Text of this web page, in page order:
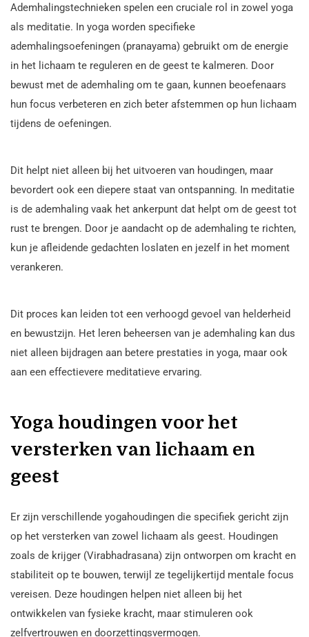
Ademhalingstechnieken spelen een cruciale rol in zowel yoga
als meditatie. In yoga worden specifieke
ademhalingsoefeningen (pranayama) gebruikt om de energie
in het lichaam te reguleren en de geest te kalmeren. Door
bewust met de ademhaling om te gaan, kunnen beoefenaars
hun focus verbeteren en zich beter afstemmen op hun lichaam
tijdens de oefeningen.
Dit helpt niet alleen bij het uitvoeren van houdingen, maar
bevordert ook een diepere staat van ontspanning. In meditatie
is de ademhaling vaak het ankerpunt dat helpt om de geest tot
rust te brengen. Door je aandacht op de ademhaling te richten,
kun je afleidende gedachten loslaten en jezelf in het moment
verankeren.
Dit proces kan leiden tot een verhoogd gevoel van helderheid
en bewustzijn. Het leren beheersen van je ademhaling kan dus
niet alleen bijdragen aan betere prestaties in yoga, maar ook
aan een effectievere meditatieve ervaring.
Yoga houdingen voor het
versterken van lichaam en
geest
Er zijn verschillende yogahoudingen die specifiek gericht zijn
op het versterken van zowel lichaam als geest. Houdingen
zoals de krijger (Virabhadrasana) zijn ontworpen om kracht en
stabiliteit op te bouwen, terwijl ze tegelijkertijd mentale focus
vereisen. Deze houdingen helpen niet alleen bij het
ontwikkelen van fysieke kracht, maar stimuleren ook
zelfvertrouwen en doorzettingsvermogen.